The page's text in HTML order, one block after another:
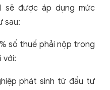
sẽ được áp dụng mức
sau:
số thuế phải nộp trong
với:
phát sinh từ đầu tư